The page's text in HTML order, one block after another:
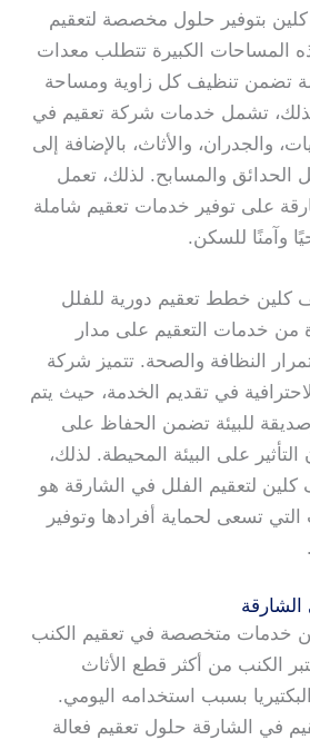
بتوفير حلول مخصصة لتعقيم
المساحات الكبيرة تتطلب معدات
تضمن تنظيف كل زاوية ومساحة
كذلك، تشمل خدمات شركة تعقيم في
والجدران، والأثاث، بالإضافة إلى
الحدائق والمسابح. لذلك، تعمل
على توفير خدمات تعقيم شاملة
وآمنًا للسكن.
كلين خطط تعقيم دورية للفلل
من خدمات التعقيم على مدار
النظافة والصحة. تتميز شركة
في تقديم الخدمة، حيث يتم
للبيئة تضمن الحفاظ على
على البيئة المحيطة. لذلك،
كلين لتعقيم الفلل في الشارقة هو
التي تسعى لحماية أفرادها وتوفير
خدمات متخصصة في تعقيم الكنب
الكنب من أكثر قطع الأثاث
بسبب استخدامه اليومي.
في الشارقة حلول تعقيم فعالة